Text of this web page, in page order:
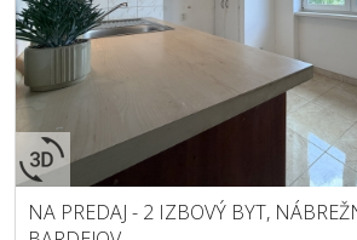
NA PREDAJ - 2 IZBOVÝ BYT,